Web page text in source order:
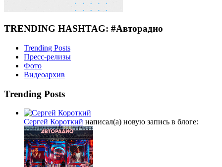
TRENDING HASHTAG: #Авторадио
Trending Posts
Пресс-релизы
Фото
Видеоархив
Trending Posts
Сергей Короткий написал(а) новую запись в блоге: